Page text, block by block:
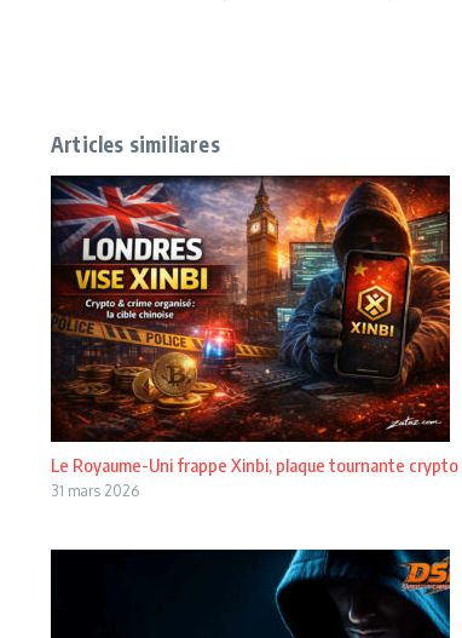
Articles similiares
Le Royaume-Uni frappe Xinbi, plaque tournante crypto
31 mars 2026